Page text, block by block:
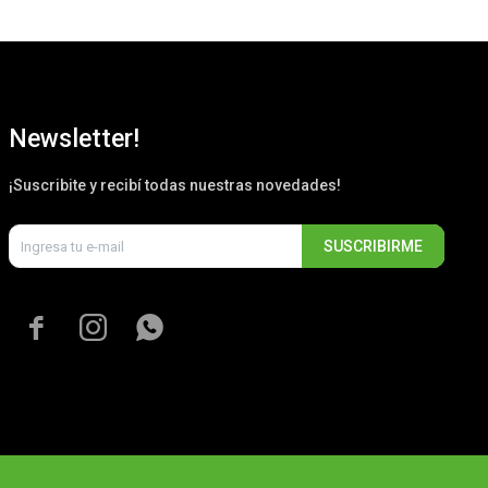
Newsletter!
¡Suscribite y recibí todas nuestras novedades!
SUSCRIBIRME
  